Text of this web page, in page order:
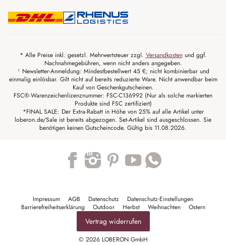
* Alle Preise inkl. gesetzl. Mehrwertsteuer zzgl. Versandkostenund ggf.
Nachnahmegebühren, wenn nicht anders angegeben.
¹ Newsletter-Anmeldung: Mindestbestellwert 45 €; nicht kombinierbar und
einmalig einlösbar. Gilt nicht auf bereits reduzierte Ware. Nicht anwendbar beim
Kauf von Geschenkgutscheinen.
FSC®-Warenzeichenlizenznummer: FSC-C136992 (Nur als solche markierten
Produkte sind FSC zertifiziert)
*FINAL SALE: Der Extra-Rabatt in Höhe von 25% auf alle Artikel unter
loberon.de/Sale ist bereits abgezogen. Set-Artikel sind ausgeschlossen. Sie
benötigen keinen Gutscheincode. Gültig bis 11.08.2026.
Impressum AGB Datenschutz
Datenschutz-Einstellungen
Barrierefreiheitserklärung
Outdoor Herbst Weihnachten Ostern
Vertrag widerrufen
© 2026 LOBERON GmbH